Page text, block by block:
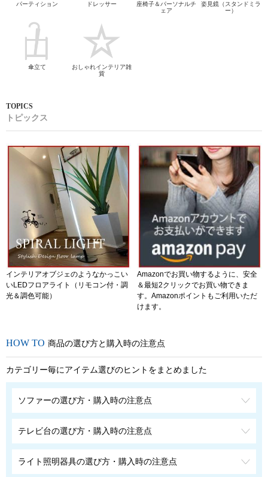
パーティション ドレッサー
座椅子＆パーソナルチ
ェア
姿見鏡（スタンドミラ
ー）
傘立て
おしゃれインテリア雑
貨
トピックス
インテリアオブジェのようなかっこい
いLEDフロアライト（リモコン付・調
光＆調色可能）
Amazonでお買い物するように、安全
＆最短2クリックでお買い物できま
す。Amazonポイントもご利用いただ
けます。
商品の選び方と購入時の注意点
カテゴリー毎にアイテム選びのヒントをまとめました
ソファーの選び方・購入時の注意点
テレビ台の選び方・購入時の注意点
ライト照明器具の選び方・購入時の注意点